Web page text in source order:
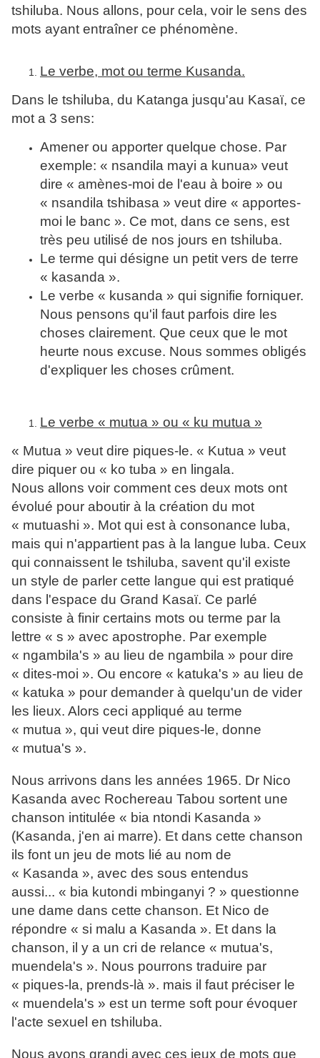
tshiluba. Nous allons, pour cela, voir le sens des
mots ayant entraîner ce phénomène.
Le verbe, mot ou terme Kusanda.
Dans le tshiluba, du Katanga jusqu'au Kasaï, ce
mot a 3 sens:
Amener ou apporter quelque chose. Par
exemple: « nsandila mayi a kunua» veut
dire « amènes-moi de l'eau à boire » ou
« nsandila tshibasa » veut dire « apportes-
moi le banc ». Ce mot, dans ce sens, est
très peu utilisé de nos jours en tshiluba.
Le terme qui désigne un petit vers de terre
« kasanda ».
Le verbe « kusanda » qui signifie forniquer.
Nous pensons qu'il faut parfois dire les
choses clairement. Que ceux que le mot
heurte nous excuse. Nous sommes obligés
d'expliquer les choses crûment.
Le verbe « mutua » ou « ku mutua »
« Mutua » veut dire piques-le. « Kutua » veut
dire piquer ou « ko tuba » en lingala.
Nous allons voir comment ces deux mots ont
évolué pour aboutir à la création du mot
« mutuashi ». Mot qui est à consonance luba,
mais qui n'appartient pas à la langue luba. Ceux
qui connaissent le tshiluba, savent qu'il existe
un style de parler cette langue qui est pratiqué
dans l'espace du Grand Kasaï. Ce parlé
consiste à finir certains mots ou terme par la
lettre « s » avec apostrophe. Par exemple
« ngambila's » au lieu de ngambila » pour dire
« dites-moi ». Ou encore « katuka's » au lieu de
« katuka » pour demander à quelqu'un de vider
les lieux. Alors ceci appliqué au terme
« mutua », qui veut dire piques-le, donne
« mutua's ».
Nous arrivons dans les années 1965. Dr Nico
Kasanda avec Rochereau Tabou sortent une
chanson intitulée « bia ntondi Kasanda »
(Kasanda, j'en ai marre). Et dans cette chanson
ils font un jeu de mots lié au nom de
« Kasanda », avec des sous entendus
aussi... « bia kutondi mbinganyi ? » questionne
une dame dans cette chanson. Et Nico de
répondre « si malu a Kasanda ». Et dans la
chanson, il y a un cri de relance « mutua's,
muendela's ». Nous pourrons traduire par
« piques-la, prends-là ». mais il faut préciser le
« muendela's » est un terme soft pour évoquer
l'acte sexuel en tshiluba.
Nous avons grandi avec ces jeux de mots que